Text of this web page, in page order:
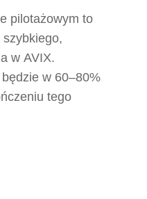
pilotażowym to
w AVIX.
w 60–80%
tego